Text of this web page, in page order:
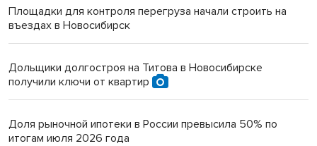
Площадки для контроля перегруза начали строить на
въездах в Новосибирск
Дольщики долгостроя на Титова в Новосибирске
получили ключи от квартир
Доля рыночной ипотеки в России превысила 50% по
итогам июля 2026 года